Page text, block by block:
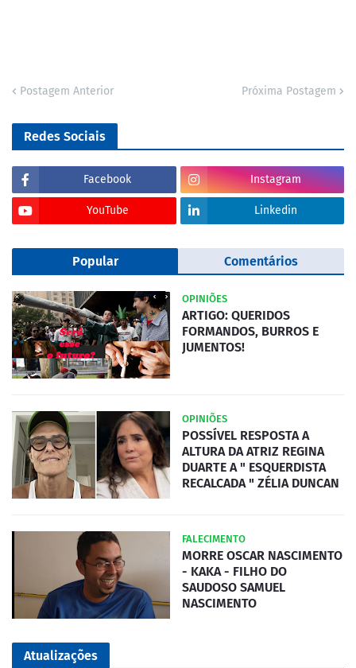
Postagem Anterior Próxima Postagem
Redes Sociais
Facebook Instagram
YouTube Linkedin
Popular Comentários
OPINIÕES
ARTIGO: QUERIDOS
FORMANDOS, BURROS E
JUMENTOS!
OPINIÕES
POSSÍVEL RESPOSTA A
ALTURA DA ATRIZ REGINA
DUARTE A " ESQUERDISTA
RECALCADA " ZÉLIA DUNCAN
FALECIMENTO
MORRE OSCAR NASCIMENTO
- KAKA - FILHO DO
SAUDOSO SAMUEL
NASCIMENTO
Atualizações